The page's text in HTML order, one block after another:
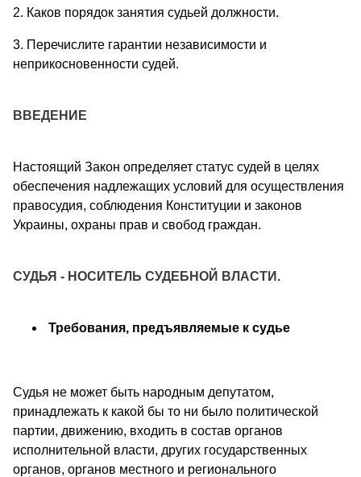
2. Каков порядок занятия судьей должности.
3. Перечислите гарантии независимости и
неприкосновенности судей.
ВВЕДЕНИЕ
Настоящий Закон определяет статус судей в целях
обеспечения надлежащих условий для осуществления
правосудия, соблюдения Конституции и законов
Украины, охраны прав и свобод граждан.
СУДЬЯ - НОСИТЕЛЬ СУДЕБНОЙ ВЛАСТИ.
Требования, предъявляемые к судье
Судья не может быть народным депутатом,
принадлежать к какой бы то ни было политической
партии, движению, входить в состав органов
исполнительной власти, других государственных
органов, органов местного и регионального